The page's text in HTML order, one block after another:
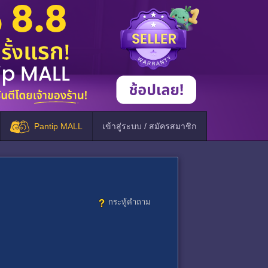
Pantip MALL เข้าสู่ระบบ / สมัครสมาชิก
กระทู้คำถาม